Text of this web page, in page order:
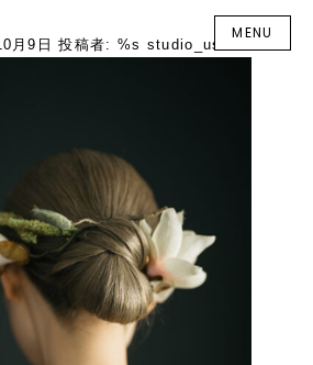
MENU
月9日 投稿者: %s studio_user